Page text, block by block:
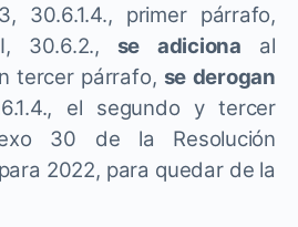
30.6.1.4., primer párrafo,
30.6.2., se adiciona al
tercer párrafo, se derogan
el segundo y tercer
30 de la Resolución
2022, para quedar de la